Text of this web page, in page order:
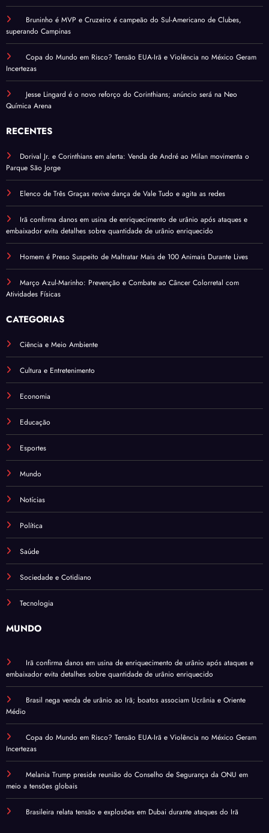
Bruninho é MVP e Cruzeiro é campeão do Sul-Americano de Clubes,
superando Campinas
Copa do Mundo em Risco? Tensão EUA-Irã e Violência no México Geram
Incertezas
Jesse Lingard é o novo reforço do Corinthians; anúncio será na Neo
Química Arena
RECENTES
Dorival Jr. e Corinthians em alerta: Venda de André ao Milan movimenta o
Parque São Jorge
Elenco de Três Graças revive dança de Vale Tudo e agita as redes
Irã confirma danos em usina de enriquecimento de urânio após ataques e
embaixador evita detalhes sobre quantidade de urânio enriquecido
Homem é Preso Suspeito de Maltratar Mais de 100 Animais Durante Lives
Março Azul-Marinho: Prevenção e Combate ao Câncer Colorretal com
Atividades Físicas
CATEGORIAS
Ciência e Meio Ambiente
Cultura e Entretenimento
Economia
Educação
Esportes
Mundo
Notícias
Política
Saúde
Sociedade e Cotidiano
Tecnologia
MUNDO
Irã confirma danos em usina de enriquecimento de urânio após ataques e
embaixador evita detalhes sobre quantidade de urânio enriquecido
Brasil nega venda de urânio ao Irã; boatos associam Ucrânia e Oriente
Médio
Copa do Mundo em Risco? Tensão EUA-Irã e Violência no México Geram
Incertezas
Melania Trump preside reunião do Conselho de Segurança da ONU em
meio a tensões globais
Brasileira relata tensão e explosões em Dubai durante ataques do Irã